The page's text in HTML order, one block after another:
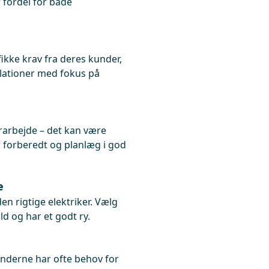
krav fra deres kunder,
med fokus på
– det kan være
og planlæg i god
rigtige elektriker. Vælg
og har et godt ry.
har ofte behov for